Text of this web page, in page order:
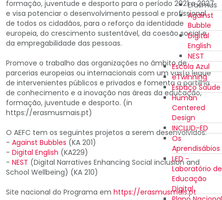
Erasmus
Against
Bubble
Digital
English
NEST
Escola Azul
eTwinning
Espaço Saúde
Human
Centered
Design
INCLUD-ED
Os
Aprendisábios
LED -
Laboratório de
Educação
Digital
formação, juventude e desporto para o período 2021 a 2027
e visa potenciar o desenvolvimento pessoal e profissional
de todos os cidadãos, para o reforço da identidade
europeia, do crescimento sustentável, da coesão social e
da empregabilidade das pessoas.
Promove o trabalho das organizações no âmbito de
parcerias europeias ou internacionais com um vasto leque
de intervenientes públicos e privados e fomenta a partilha
de conhecimento e a inovação nas áreas da educação,
formação, juventude e desporto. (in
https://erasmusmais.pt)
O AEFC tem os seguintes projetos a serem desenvolvidos:
- Against Bubbles (KA 201)
- Digital English (KA229)
- NEST (Digital Narratives Enhancing Social inclusion and
School Wellbeing) (KA 210)
Site nacional do Programa em https://erasmusmais.pt